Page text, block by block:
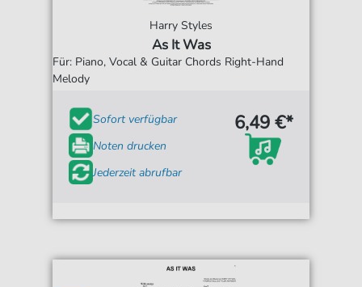
Harry Styles
As It Was
Für: Piano, Vocal & Guitar Chords Right-Hand
Melody
Sofort verfügbar
Noten drucken
Jederzeit abrufbar
6,49 €*